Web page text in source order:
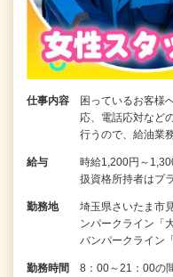
仕事内容
困っているお客様
応、電話応対など
行うので、給油業
給与
時給1,200円～
扱資格所持者はプ
勤務地
埼玉県さいたま市
ンパークライン「
バンパークライン
勤務時間
8：00～21：00の